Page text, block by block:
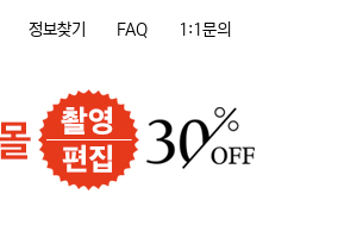
정보찾기 FAQ 1:1문의